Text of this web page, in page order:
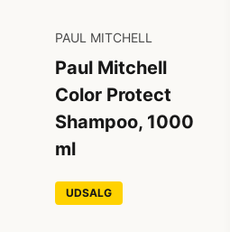
PAUL MITCHELL
Paul Mitchell
Color Protect
Shampoo, 1000
ml
UDSALG